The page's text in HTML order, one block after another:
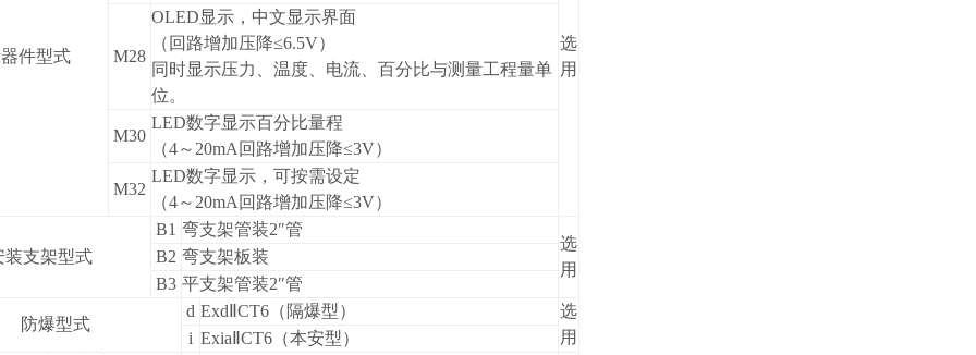
件型式
选
用
M28
OLED显示，中文显示界面
（回路增加压降≤6.5V）
同时显示压力、温度、电流、百分比与测量工程量单
位。
M30
LED数字显示百分比量程
（4～20mA回路增加压降≤3V）
M32
LED数字显示，可按需设定
（4～20mA回路增加压降≤3V）
装支架型式
B1 弯支架管装2″管
选
用
B2 弯支架板装
B3 平支架管装2″管
防爆型式
d ExdⅡCT6 （隔爆型）
选
用
i ExiaⅡCT6 （本安型）